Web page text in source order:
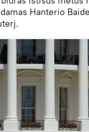
Hanterio